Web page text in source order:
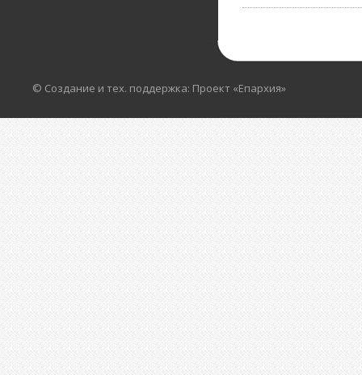
© Создание и тех. поддержка: Проект «Епархия»